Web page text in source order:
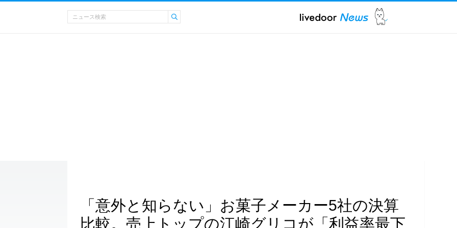
「意外と知らない」お菓子メーカー5社の決算
比較。売上トップの江崎グリコが「利益率最下